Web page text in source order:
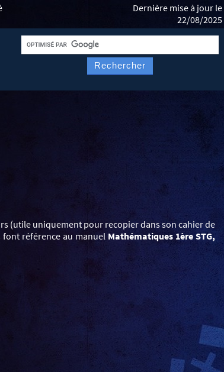
Dernière mise à jour le
22/08/2025
Rechercher
(utile uniquement pour recopier dans son cahier de
référence au manuel Mathématiques 1ère STG,